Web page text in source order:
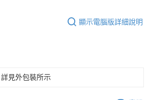
顯示電腦版詳細說明
詳見外包裝所示